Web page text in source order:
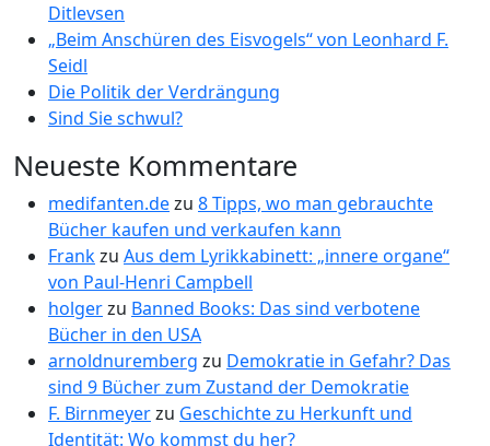
Ditlevsen
„Beim Anschüren des Eisvogels“ von Leonhard F.
Seidl
Die Politik der Verdrängung
Sind Sie schwul?
Neueste Kommentare
medifanten.dezu 8 Tipps, wo man gebrauchte
Bücher kaufen und verkaufen kann
Frankzu Aus dem Lyrikkabinett: „innere organe“
von Paul-Henri Campbell
holgerzu Banned Books: Das sind verbotene
Bücher in den USA
arnoldnuremberg zu Demokratie in Gefahr? Das
sind 9 Bücher zum Zustand der Demokratie
F. Birnmeyerzu Geschichte zu Herkunft und
Identität: Wo kommst du her?